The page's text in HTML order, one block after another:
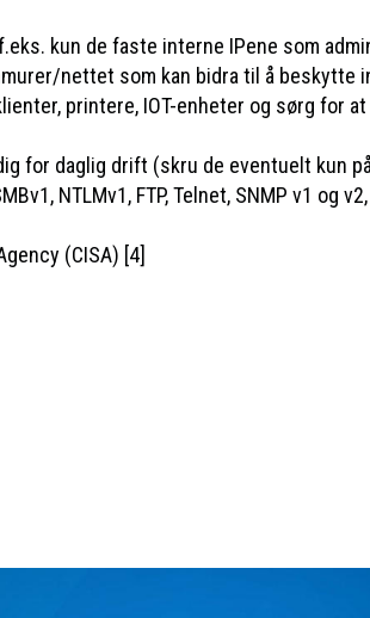
kun de faste interne IPene som
nettet som kan bidra til å beskytte
printere, IOT-enheter og sørg for
for daglig drift (skru de eventuelt kun
NTLMv1, FTP, Telnet, SNMP v1 og v2,
(CISA) [4]